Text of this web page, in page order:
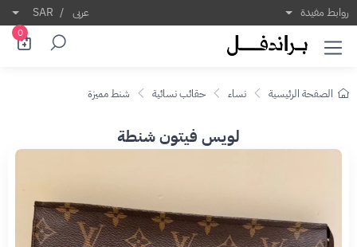
روابط مفيدة عربى /
SAR
0
الصفحة الرئيسية نساء حقائب نسائية شنط مميزة
لويس فيتون شنطة